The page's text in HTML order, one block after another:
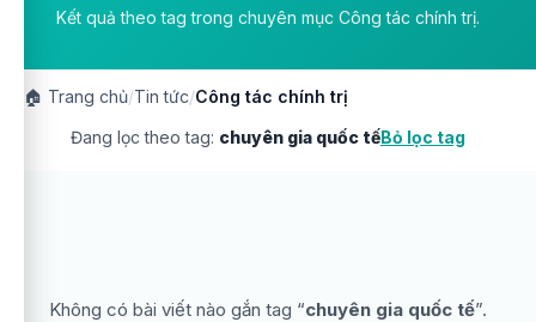
Kết quả theo tag trong chuyên mục Công tác chính trị.
🏠 Trang chủ/Tin tức/Công tác chính trị
Đang lọc theo tag: chuyên gia quốc tếBỏ lọc tag
Không có bài viết nào gắn tag “chuyên gia quốc tế”.